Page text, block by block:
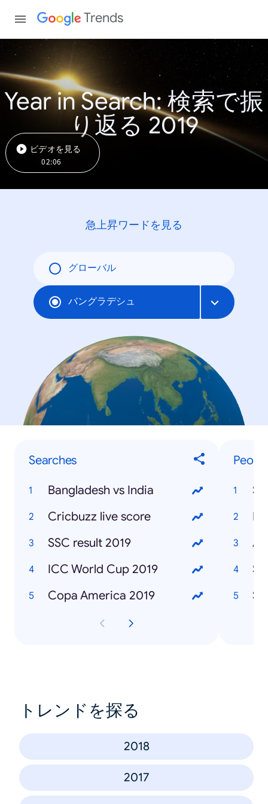
Trends
Year in Search: 検索で振
り返る 2019
ビデオを見る
02:06
急上昇ワードを見る
グローバル
バングラデシュ
Searches
Bangladesh vs India
Cricbuzz live score
SSC result 2019
ICC World Cup 2019
Copa America 2019
トレンドを探る
2018
2017